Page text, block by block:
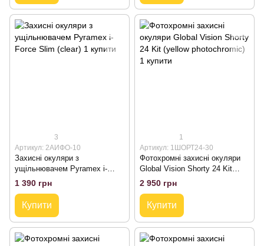
3
Артикул: 2АИФО-10
Захисні окуляри з
ущільнювачем Pyramex i-
Force Slim (clear)
1 390 грн
Купити
1
Артикул: 1ШОРТ24-30
Фотохромні захисні окуляри
Global Vision Shorty 24 Kit
(yellow photochromic)
2 950 грн
Купити